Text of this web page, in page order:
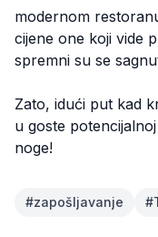
modernom
cijene one koji vide
spremni su se
Zato, idući put kad
u goste
noge!
#zapošljavanje #